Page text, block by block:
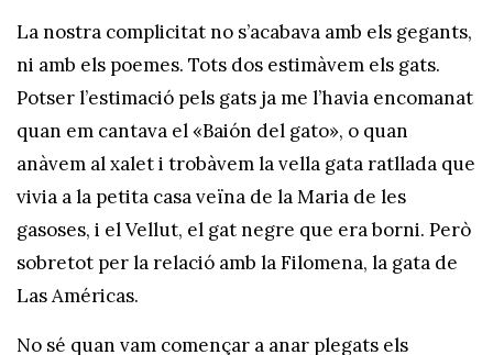
La nostra complicitat no s’acabava amb els gegants,
ni amb els poemes. Tots dos estimàvem els gats.
Potser l’estimació pels gats ja me l’havia encomanat
quan em cantava el «Baión del gato», o quan
anàvem al xalet i trobàvem la vella gata ratllada que
vivia a la petita casa veïna de la Maria de les
gasoses, i el Vellut, el gat negre que era borni. Però
sobretot per la relació amb la Filomena, la gata de
Las Américas.
No sé quan vam començar a anar plegats els